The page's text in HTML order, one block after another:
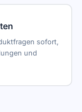
sofort,
und